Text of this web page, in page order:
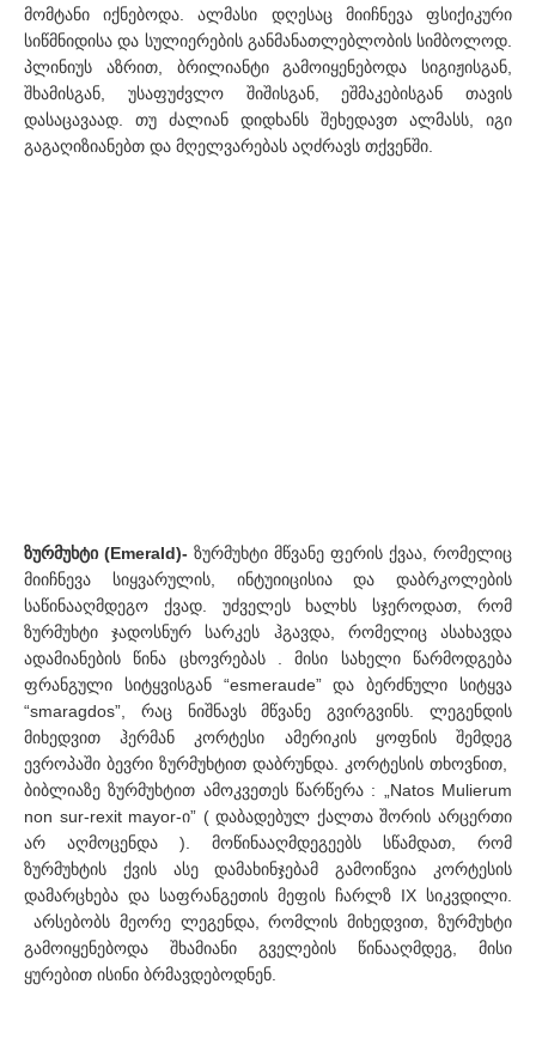
მომტანი იქნებოდა. ალმასი დღესაც მიიჩნევა ფსიქიკური
სიწმნიდისა და სულიერების განმანათლებლობის სიმბოლოდ.
პლინიუს აზრით, ბრილიანტი გამოიყენებოდა სიგიჟისგან,
შხამისგან, უსაფუძვლო შიშისგან, ეშმაკებისგან თავის
დასაცავაად. თუ ძალიან დიდხანს შეხედავთ ალმასს, იგი
გაგაღიზიანებთ და მღელვარებას აღძრავს თქვენში.
ზურმუხტი (Emerald)- ზურმუხტი მწვანე ფერის ქვაა, რომელიც
მიიჩნევა სიყვარულის, ინტუიიცისია და დაბრკოლების
საწინააღმდეგო ქვად. უძველეს ხალხს სჯეროდათ, რომ
ზურმუხტი ჯადოსნურ სარკეს ჰგავდა, რომელიც ასახავდა
ადამიანების წინა ცხოვრებას . მისი სახელი წარმოდგება
ფრანგული სიტყვისგან “esmeraude” და ბერძნული სიტყვა
“smaragdos”, რაც ნიშნავს მწვანე გვირგვინს. ლეგენდის
მიხედვით ჰერმან კორტესი ამერიკის ყოფნის შემდეგ
ევროპაში ბევრი ზურმუხტით დაბრუნდა. კორტესის თხოვნით,
ბიბლიაზე ზურმუხტით ამოკვეთეს წარწერა : „Natos Mulierum
non sur-rexit mayor-ი” ( დაბადებულ ქალთა შორის არცერთი
არ აღმოცენდა ). მოწინააღმდეგეებს სწამდათ, რომ
ზურმუხტის ქვის ასე დამახინჯებამ გამოიწვია კორტესის
დამარცხება და საფრანგეთის მეფის ჩარლზ IX სიკვდილი.
არსებობს მეორე ლეგენდა, რომლის მიხედვით, ზურმუხტი
გამოიყენებოდა შხამიანი გველების წინააღმდეგ, მისი
ყურებით ისინი ბრმავდებოდნენ.